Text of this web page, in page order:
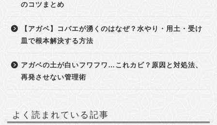
のコツまとめ
【アガベ】コバエが湧くのはなぜ？水やり・用土・受け
皿で根本解決する方法
アガベの土が白いフワフワ…これカビ？原因と対処法、
再発させない管理術
よく読まれている記事